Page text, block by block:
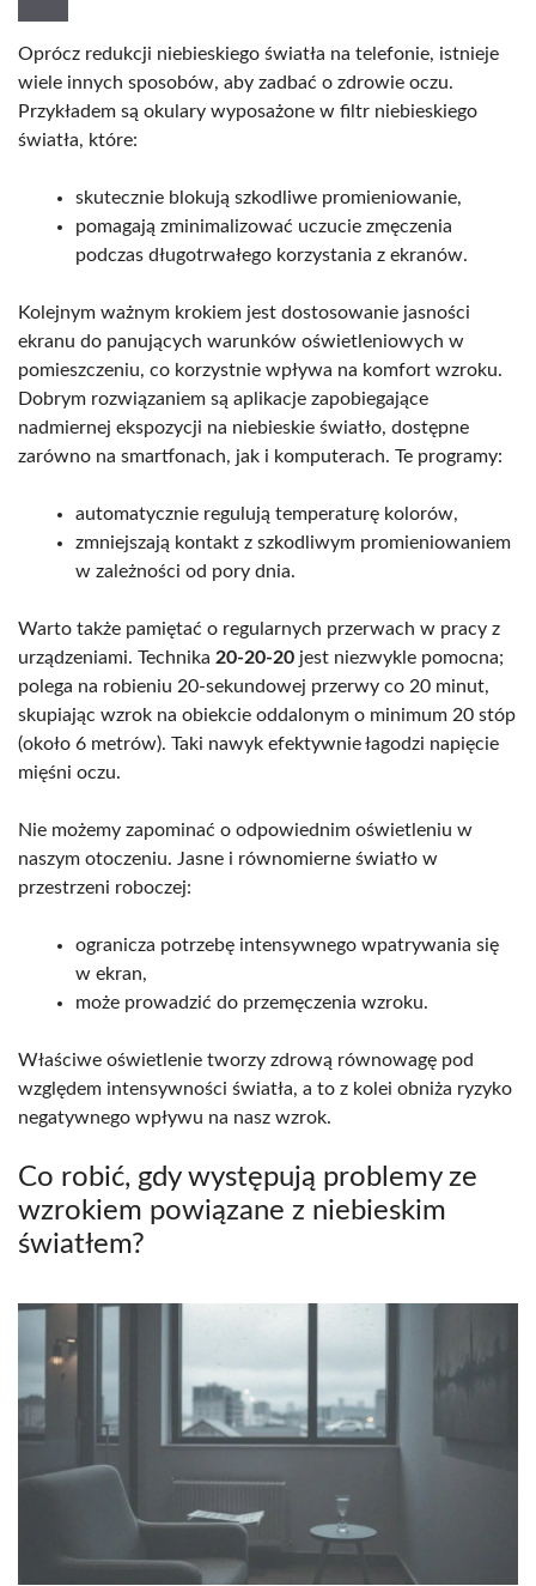
Oprócz redukcji niebieskiego światła na telefonie, istnieje
wiele innych sposobów, aby zadbać o zdrowie oczu.
Przykładem są okulary wyposażone w filtr niebieskiego
światła, które:
skutecznie blokują szkodliwe promieniowanie,
pomagają zminimalizować uczucie zmęczenia
podczas długotrwałego korzystania z ekranów.
Kolejnym ważnym krokiem jest dostosowanie jasności
ekranu do panujących warunków oświetleniowych w
pomieszczeniu, co korzystnie wpływa na komfort wzroku.
Dobrym rozwiązaniem są aplikacje zapobiegające
nadmiernej ekspozycji na niebieskie światło, dostępne
zarówno na smartfonach, jak i komputerach. Te programy:
automatycznie regulują temperaturę kolorów,
zmniejszają kontakt z szkodliwym promieniowaniem
w zależności od pory dnia.
Warto także pamiętać o regularnych przerwach w pracy z
urządzeniami. Technika 20-20-20 jest niezwykle pomocna;
polega na robieniu 20-sekundowej przerwy co 20 minut,
skupiając wzrok na obiekcie oddalonym o minimum 20 stóp
(około 6 metrów). Taki nawyk efektywnie łagodzi napięcie
mięśni oczu.
Nie możemy zapominać o odpowiednim oświetleniu w
naszym otoczeniu. Jasne i równomierne światło w
przestrzeni roboczej:
ogranicza potrzebę intensywnego wpatrywania się
w ekran,
może prowadzić do przemęczenia wzroku.
Właściwe oświetlenie tworzy zdrową równowagę pod
względem intensywności światła, a to z kolei obniża ryzyko
negatywnego wpływu na nasz wzrok.
Co robić, gdy występują problemy ze
wzrokiem powiązane z niebieskim
światłem?